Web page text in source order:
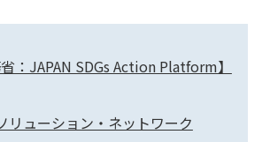
：JAPAN SDGs Action Platform】
リューション・ネットワーク